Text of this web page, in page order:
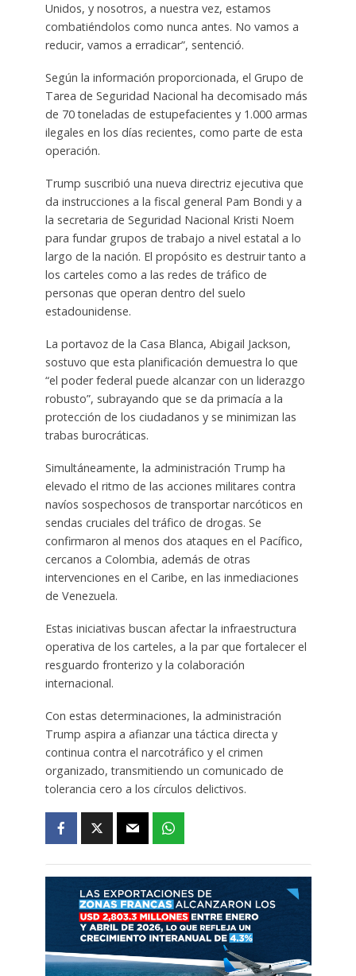
Unidos, y nosotros, a nuestra vez, estamos
combatiéndolos como nunca antes. No vamos a
reducir, vamos a erradicar”, sentenció.
Según la información proporcionada, el Grupo de
Tarea de Seguridad Nacional ha decomisado más
de 70 toneladas de estupefacientes y 1.000 armas
ilegales en los días recientes, como parte de esta
operación.
Trump suscribió una nueva directriz ejecutiva que
da instrucciones a la fiscal general Pam Bondi y a
la secretaria de Seguridad Nacional Kristi Noem
para fundar grupos de trabajo a nivel estatal a lo
largo de la nación. El propósito es destruir tanto a
los carteles como a las redes de tráfico de
personas que operan dentro del suelo
estadounidense.
La portavoz de la Casa Blanca, Abigail Jackson,
sostuvo que esta planificación demuestra lo que
“el poder federal puede alcanzar con un liderazgo
robusto”, subrayando que se da primacía a la
protección de los ciudadanos y se minimizan las
trabas burocráticas.
Simultáneamente, la administración Trump ha
elevado el ritmo de las acciones militares contra
navíos sospechosos de transportar narcóticos en
sendas cruciales del tráfico de drogas. Se
confirmaron al menos dos ataques en el Pacífico,
cercanos a Colombia, además de otras
intervenciones en el Caribe, en las inmediaciones
de Venezuela.
Estas iniciativas buscan afectar la infraestructura
operativa de los carteles, a la par que fortalecer el
resguardo fronterizo y la colaboración
internacional.
Con estas determinaciones, la administración
Trump aspira a afianzar una táctica directa y
continua contra el narcotráfico y el crimen
organizado, transmitiendo un comunicado de
tolerancia cero a los círculos delictivos.